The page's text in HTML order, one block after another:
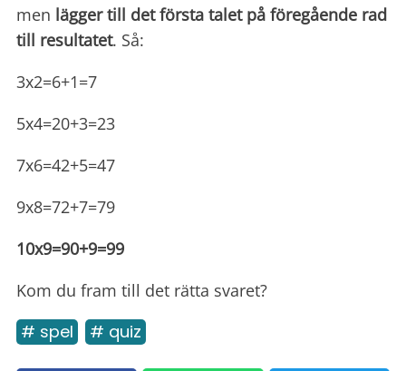
men lägger till det första talet på föregående rad
till resultatet. Så:
3x2=6+1=7
5x4=20+3=23
7x6=42+5=47
9x8=72+7=79
10x9=90+9=99
Kom du fram till det rätta svaret?
# spel # quiz